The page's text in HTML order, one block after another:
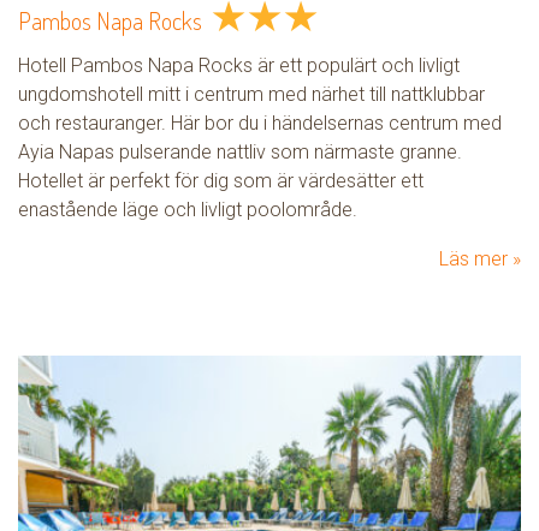
Pambos Napa Rocks ★★★
Hotell Pambos Napa Rocks är ett populärt och livligt
ungdomshotell mitt i centrum med närhet till nattklubbar
och restauranger. Här bor du i händelsernas centrum med
Ayia Napas pulserande nattliv som närmaste granne.
Hotellet är perfekt för dig som är värdesätter ett
enastående läge och livligt poolområde.
Läs mer